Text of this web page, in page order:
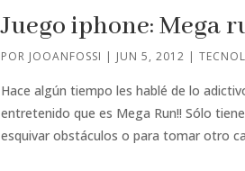
Juego iphone: Mega
POR JOOANFOSSI | JUN 5, 2012 |
Hace algún tiempo les hablé de lo
entretenido que es Mega Run!! Sólo
esquivar obstáculos o para tomar otro